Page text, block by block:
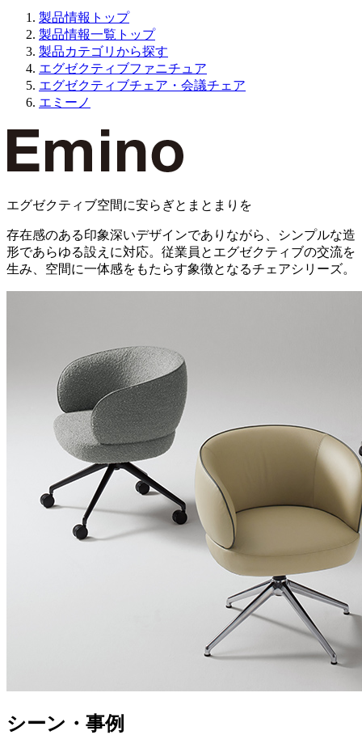
製品情報トップ
製品情報一覧トップ
製品カテゴリから探す
エグゼクティブファニチュア
エグゼクティブチェア・会議チェア
エミーノ
エグゼクティブ空間に安らぎとまとまりを
存在感のある印象深いデザインでありながら、シンプルな造
形であらゆる設えに対応。従業員とエグゼクティブの交流を
生み、空間に一体感をもたらす象徴となるチェアシリーズ。
シーン・事例